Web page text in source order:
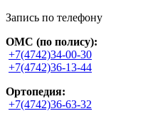
Запись по телефону
ОМС (по полису):
+7(4742)34-00-30
+7(4742)36-13-44
Ортопедия:
+7(4742)36-63-32